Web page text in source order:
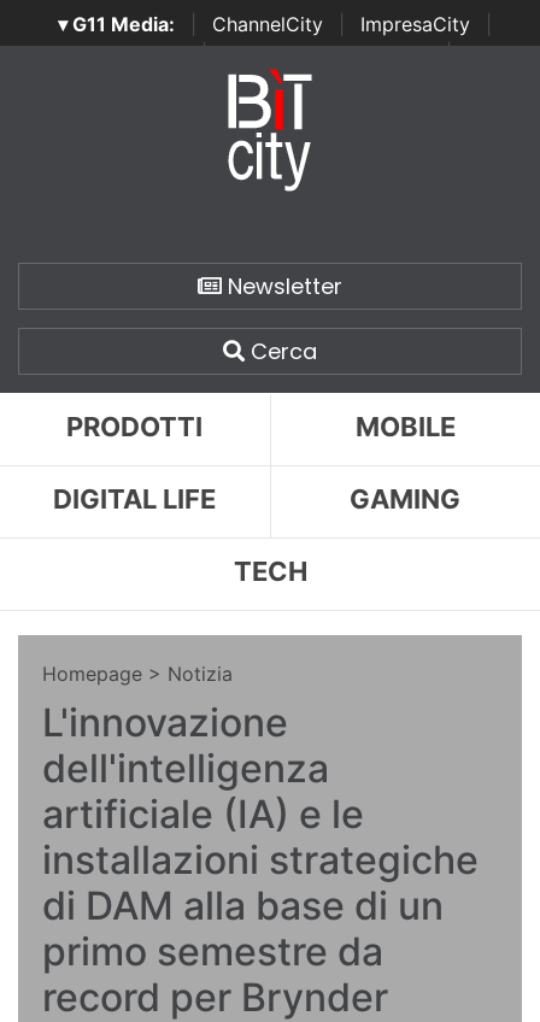
▾ G11 Media: ChannelCity ImpresaCity
SecurityOpenLab | Italian Channel Awards | Italian
Italian Security Awards
Newsletter
Cerca
PRODOTTI MOBILE
DIGITAL LIFE GAMING
TECH
Homepage > Notizia
L'innovazione
dell'intelligenza
artificiale (IA) e le
installazioni strategiche
di DAM alla base di un
primo semestre da
record per Brynder